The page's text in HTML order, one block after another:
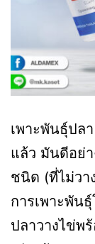
เพาะพันธุ์ปล
แล้ว มันดีอย่า
ชนิด (ที่ไม่วา
การเพาะพัน
ปลาวางไข่พ